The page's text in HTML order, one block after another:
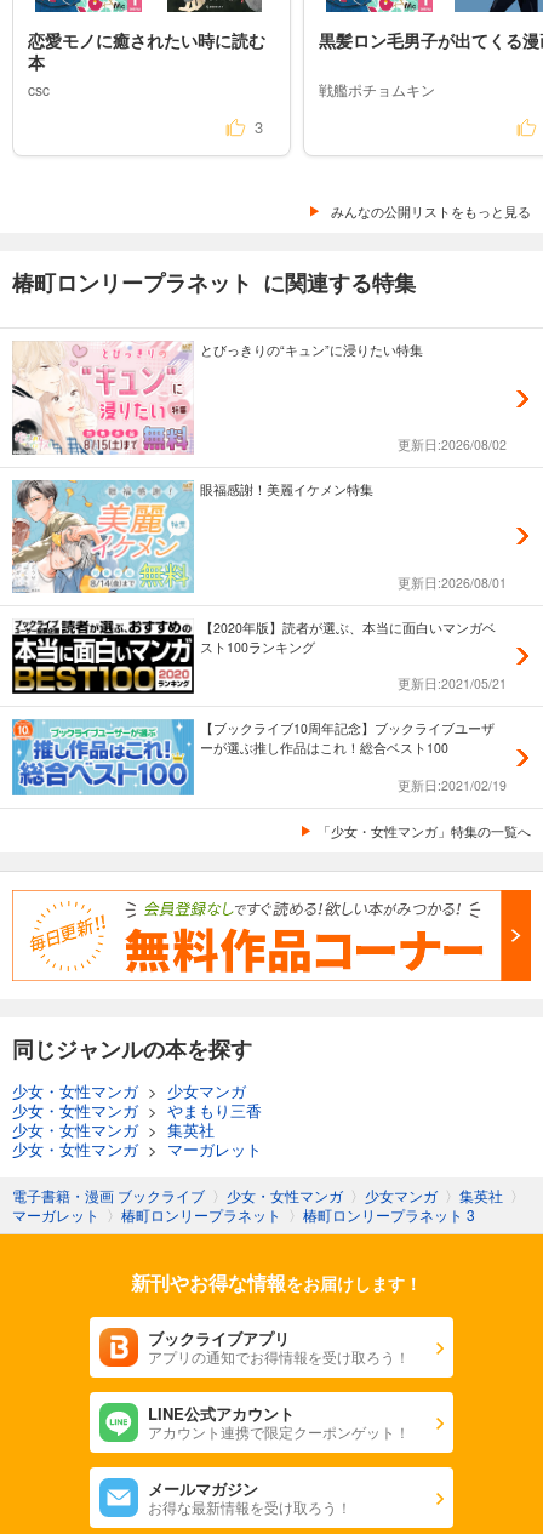
恋愛モノに癒されたい時に読む
本
csc
3
黒髪ロン毛男子が出てくる
戦艦ポチョムキン
みんなの公開リストをもっと見る
椿町ロンリープラネット に関連する特集
とびっきりの“キュン”に浸りたい特集
更新日:2026/08/02
眼福感謝！美麗イケメン特集
更新日:2026/08/01
【2020年版】読者が選ぶ、本当に面白いマンガベ
スト100ランキング
更新日:2021/05/21
【ブックライブ10周年記念】ブックライブユーザ
ーが選ぶ推し作品はこれ！総合ベスト100
更新日:2021/02/19
「少女・女性マンガ」特集の一覧へ
同じジャンルの本を探す
少女・女性マンガ> 少女マンガ
少女・女性マンガ> やまもり三香
少女・女性マンガ> 集英社
少女・女性マンガ> マーガレット
電子書籍・漫画 ブックライブ 〉 少女・女性マンガ 〉 少女マンガ 〉 集英社 〉
マーガレット
〉 椿町ロンリープラネット 〉 椿町ロンリープラネット 3
新刊やお得な情報をお届けします！
ブックライブアプリ
アプリの通知でお得情報を受け取ろう！
LINE公式アカウント
アカウント連携で限定クーポンゲット！
メールマガジン
お得な最新情報を受け取ろう！